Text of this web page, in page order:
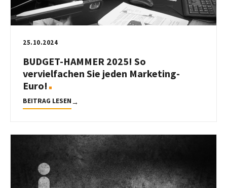
25.10.2024
BUDGET-HAMMER 2025! So
vervielfachen Sie jeden Marketing-
Euro!
BEITRAG LESEN→